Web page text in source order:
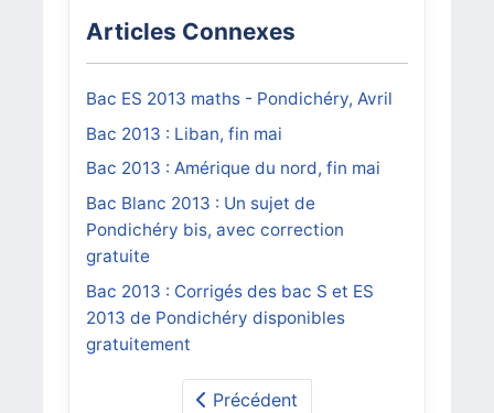
Articles Connexes
Bac ES 2013 maths - Pondichéry, Avril
Bac 2013 : Liban, fin mai
Bac 2013 : Amérique du nord, fin mai
Bac Blanc 2013 : Un sujet de
Pondichéry bis, avec correction
gratuite
Bac 2013 : Corrigés des bac S et ES
2013 de Pondichéry disponibles
gratuitement
Précédent